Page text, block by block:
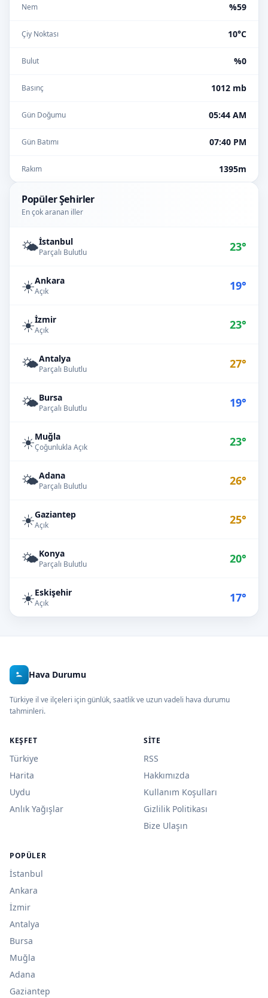
Nem %59
Çiy Noktası 10°C
Bulut %0
Basınç 1012 mb
Gün Doğumu 05:44 AM
Gün Batımı 07:40 PM
Rakım 1395m
Popüler Şehirler
En çok aranan iller
🌤️İstanbul
Parçalı Bulutlu 23°
☀️Ankara
Açık 19°
☀️İzmir
Açık 23°
🌤️Antalya
Parçalı Bulutlu 27°
🌤️Bursa
Parçalı Bulutlu 19°
☀️Muğla
Çoğunlukla Açık 23°
🌤️Adana
Parçalı Bulutlu 26°
☀️Gaziantep
Açık 25°
🌤️Konya
Parçalı Bulutlu 20°
☀️Eskişehir
Açık 17°
Hava Durumu
Türkiye il ve ilçeleri için günlük, saatlik ve uzun vadeli hava durumu
tahminleri.
KEŞFET
Türkiye
Harita
Uydu
Anlık Yağışlar
SITE
RSS
Hakkımızda
Kullanım Koşulları
Gizlilik Politikası
Bize Ulaşın
POPÜLER
İstanbul
Ankara
İzmir
Antalya
Bursa
Muğla
Adana
Gaziantep